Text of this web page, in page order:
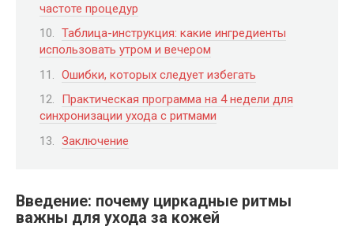
частоте процедур
Таблица-инструкция: какие ингредиенты
использовать утром и вечером
Ошибки, которых следует избегать
Практическая программа на 4 недели для
синхронизации ухода с ритмами
Заключение
Введение: почему циркадные ритмы
важны для ухода за кожей